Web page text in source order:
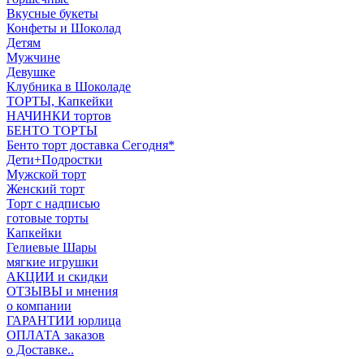
Вкусные букеты
Конфеты и Шоколад
Детям
Мужчине
Девушке
Клубника в Шоколаде
ТОРТЫ, Капкейки
НАЧИНКИ тортов
БЕНТО ТОРТЫ
Бенто торт доставка Сегодня*
Дети+Подростки
Мужской торт
Женский торт
Торт с надписью
готовые торты
Капкейки
Гелиевые Шары
мягкие игрушки
АКЦИИ и скидки
ОТЗЫВЫ и мнения
о компании
ГАРАНТИИ юрлица
ОПЛАТА заказов
о Доставке..